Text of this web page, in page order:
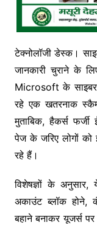
टेक्नोलॉजी डेस्क।
जानकारी चुराने के
Microsoft के साइबर
रहे एक खतरनाक
मुताबिक, हैकर्स
पेज के जरिए लोगों
रहे हैं।
विशेषज्ञों के
अकाउंट ब्लॉक होने,
बहाने बनाकर यूजर्स